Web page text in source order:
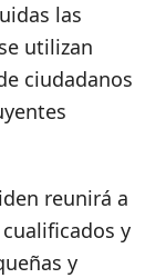
las
utilizan
ciudadanos
reunirá a
y
y